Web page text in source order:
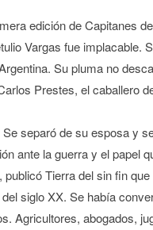
edición de Capitanes
Vargas fue implacable.
Su pluma no
Prestes, el caballero
separó de su esposa y
ante la guerra y el papel
Tierra del sin fin
siglo XX. Se había
Agricultores, abogados,